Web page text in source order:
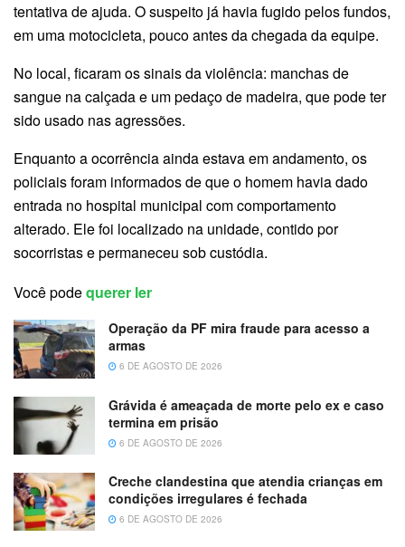
tentativa de ajuda. O suspeito já havia fugido pelos fundos,
em uma motocicleta, pouco antes da chegada da equipe.
No local, ficaram os sinais da violência: manchas de
sangue na calçada e um pedaço de madeira, que pode ter
sido usado nas agressões.
Enquanto a ocorrência ainda estava em andamento, os
policiais foram informados de que o homem havia dado
entrada no hospital municipal com comportamento
alterado. Ele foi localizado na unidade, contido por
socorristas e permaneceu sob custódia.
Você podequerer ler
Operação da PF mira fraude para acesso a
armas
6 DE AGOSTO DE 2026
Grávida é ameaçada de morte pelo ex e caso
termina em prisão
6 DE AGOSTO DE 2026
Creche clandestina que atendia crianças em
condições irregulares é fechada
6 DE AGOSTO DE 2026